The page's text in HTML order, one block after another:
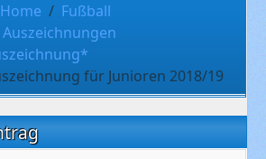
Home
Fußball
für Junioren 2018/19